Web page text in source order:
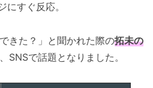
すぐ反応。
きた？」と聞かれた際の拓未の
SNSで話題となりました。